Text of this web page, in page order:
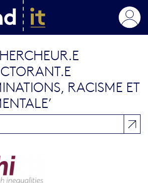
RACISME ET